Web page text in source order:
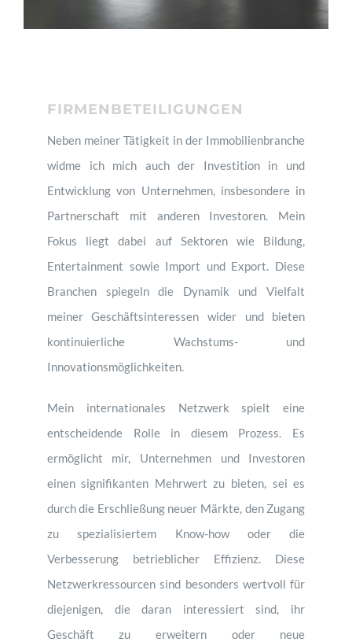
FIRMENBETEILIGUNGEN
Neben meiner Tätigkeit in der Immobilienbranche
widme ich mich auch der Investition in und
Entwicklung von Unternehmen, insbesondere in
Partnerschaft mit anderen Investoren. Mein
Fokus liegt dabei auf Sektoren wie Bildung,
Entertainment sowie Import und Export. Diese
Branchen spiegeln die Dynamik und Vielfalt
meiner Geschäftsinteressen wider und bieten
kontinuierliche Wachstums- und
Innovationsmöglichkeiten.
Mein internationales Netzwerk spielt eine
entscheidende Rolle in diesem Prozess. Es
ermöglicht mir, Unternehmen und Investoren
einen signifikanten Mehrwert zu bieten, sei es
durch die Erschließung neuer Märkte, den Zugang
zu spezialisiertem Know-how oder die
Verbesserung betrieblicher Effizienz. Diese
Netzwerkressourcen sind besonders wertvoll für
diejenigen, die daran interessiert sind, ihr
Geschäft zu erweitern oder neue